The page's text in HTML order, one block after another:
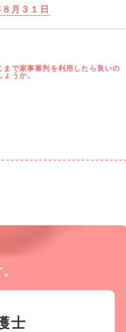
月３１日
まで家事審判を利用したら良いの
ょうか。
士